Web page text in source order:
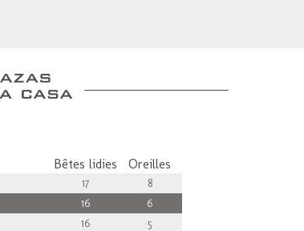
Bêtes lidies Oreilles
17
8
16
6
16
5